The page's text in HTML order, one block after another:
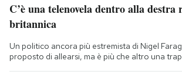
C’è una telenovela dentro alla destra
britannica
Un politico ancora più estremista di Nigel
proposto di allearsi, ma è più che altro una